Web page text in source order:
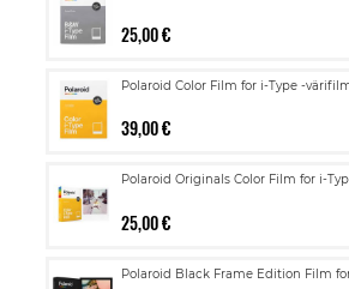
25,00 €
Polaroid Color Film for i-Type -
39,00 €
Polaroid Originals Color Film for i-
25,00 €
Polaroid Black Frame Edition Film